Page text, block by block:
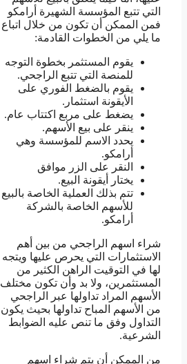
التي تتبع المؤسسة الشهيرة أرامكو
فمن الممكن أن تكون من خلال اتباع
ما يلي من الخطوات القادمة:
يقوم المستثمر بخطوة التوجه
للمنصة التي تتبع الراجحي.
يقوم بالضغط الفوري على
الأيقونة استثمار.
يضغط على مربع اكتتاب عام.
ينقر على بيع الأسهم.
يحدد الاسم للمؤسسة وهي
أرامكو.
النقر على الزر موافق
يختار أيقونة البيع.
تتم بذلك العملية الخاصة بالبيع
للأسهم الخاصة بالشركة
أرامكو.
شراء اسهم الراجحي من بين أهم
الاستثمارات التي يحرص عليها ويتجه
لها في التوقيت الراهن الكثير من
المستثمرين، ولا بد وأن تكون مختلف
الأسهم المراد تداولها عبر الراجحي
من الأسهم المباح تداولها بحيث يكون
التداول وفق ما تنص عليه الضوابط
الشرعية.
من الممكن أن يتم شراء اسهم